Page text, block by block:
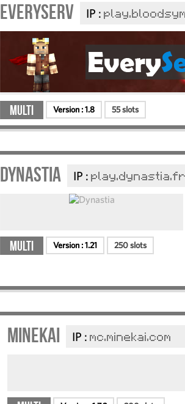
EveryServ IP :
Multi Version :1.8 55 slots
Dynastia IP : play.dynastia.fr
Multi Version :1.21 250 slots
MineKai IP : mc.minekai.com